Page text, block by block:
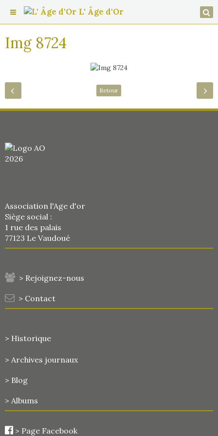
L' Âge d'Or
Img 8724
Retour
Association l'Age d'or
Siège social :
1 rue des palais
77123 Le Vaudoué
> Rejoignez-nous
> Contact
> Historique
> Archives journaux
> Blog
> Albums
> Page Facebook